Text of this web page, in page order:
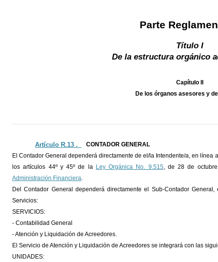
Parte
Título I
De la estructura orgánico
Capítulo II
De los órganos asesores y
Artículo R.13 ._
CONTADOR GENERAL
El Contador General dependerá directamente de el/la Intendente/a, en línea
los artículos 44º y 45º de la Ley Orgánica No. 9.515, de 28 de
Administración Financiera.
Del Contador General dependerá directamente el Sub-Contador
Servicios:
SERVICIOS:
- Contabilidad General
- Atención y Liquidación de Acreedores.
El Servicio de Atención y Liquidación de Acreedores se integrará con las
UNIDADES: